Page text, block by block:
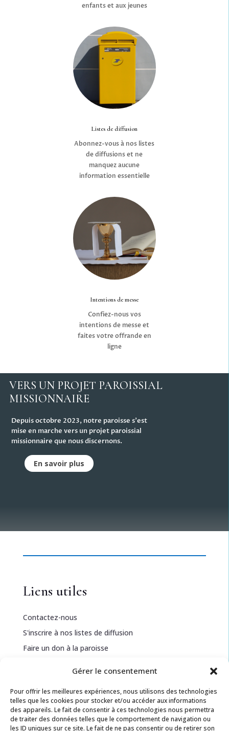
Gérer le consentement
Pour offrir les meilleures expériences, nous utilisons des technologies
telles que les cookies pour stocker et/ou accéder aux informations
des appareils. Le fait de consentir à ces technologies nous permettra
de traiter des données telles que le comportement de navigation ou
les ID uniques sur ce site. Le fait de ne pas consentir ou de retirer son
enfants et aux jeunes
Listes de diffusion
Abonnez-vous à nos listes
de diffusions et ne
manquez aucune
information essentielle
Intentions de messe
Confiez-nous vos
intentions de messe et
faites votre offrande en
ligne
VERS UN PROJET PAROISSIAL
MISSIONNAIRE
Depuis octobre 2023, notre paroisse s'est
mise en marche vers un projet paroissial
missionnaire que nous discernons.
En savoir plus
Liens utiles
Contactez-nous
S'inscrire à nos listes de diffusion
Faire un don à la paroisse
Politique de confidentialité
Politique de cookies